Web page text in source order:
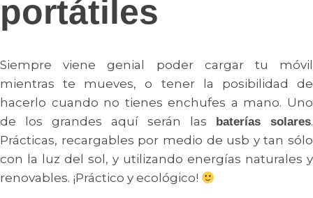
portátiles
Siempre viene genial poder cargar tu móvil
mientras te mueves, o tener la posibilidad de
hacerlo cuando no tienes enchufes a mano. Uno
de los grandes aquí serán las
baterías solares.
Prácticas, recargables por medio de usb y tan sólo
con la luz del sol, y utilizando energías naturales y
renovables. ¡Práctico y ecológico!